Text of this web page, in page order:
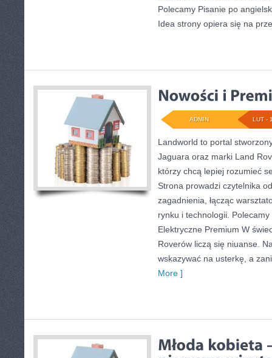
Polecamy Pisanie po
Idea strony opiera się na
LUT -
ADMIN
Landworld to portal
Jaguara oraz marki Land
którzy chcą lepiej rozumieć
Strona prowadzi czytelnika
zagadnienia, łącząc
rynku i technologii.
Elektryczne Premium W
Roverów liczą się niuanse.
wskazywać na usterkę, a
More ]